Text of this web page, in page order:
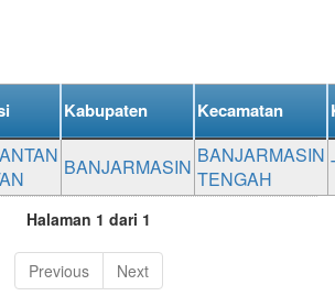
Kabupaten Kecamatan
BANJARMASIN BANJARMASIN
TENGAH
Halaman 1 dari 1
Previous Next